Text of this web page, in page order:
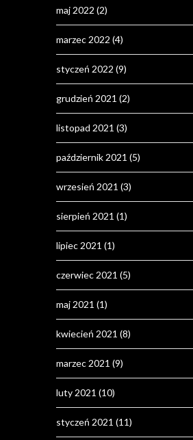
maj 2022 (2)
marzec 2022 (4)
styczeń 2022 (9)
grudzień 2021 (2)
listopad 2021 (3)
październik 2021 (5)
wrzesień 2021 (3)
sierpień 2021 (1)
lipiec 2021 (1)
czerwiec 2021 (5)
maj 2021 (1)
kwiecień 2021 (8)
marzec 2021 (9)
luty 2021 (10)
styczeń 2021 (11)